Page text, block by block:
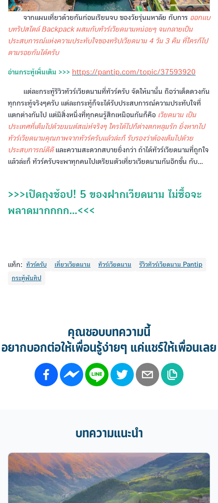
จากแผนเที่ยวด้วยกันก่อนเรียนจบ ของวัยรุ่นมหาลัย กับการ ออกแบ
บทริปสไตล์ Backpack ผสมกับทัวร์เวียดนามหน่อยๆ จนกลายเป็น
ประสบการณ์แห่งความประทับใจของทริปเวียดนาม 4 วัน 3 คืน ที่ใครก็ไป
ตามรอยกันได้ครับ
อ่านกระทู้เพิ่มเติม >>> https://pantip.com/topic/37593920
แต่ละกระทู้รีวิวทัวร์เวียดนามที่ทัวร์ครับ จัดให้มานั้น ถือว่าเด็ดดวงกัน
ทุกกระทู้จริงๆครับ แต่ละกระทู้ก็จะได้รับประสบการณ์ความประทับใจที่
แตกต่างกันไป แต่มีสิ่งหนึ่งที่ทุกคนรู้สึกเหมือนกันก็คือ เวียดนาม เป็น
ประเทศที่เต็มไปด้วยมนต์สเน่ห์จริงๆ ใครได้ไปก็ต่างตกหลุมรัก ยิ่งหากไป
ทัวร์เวียดนามคุณภาพจากทัวร์ครับแล้วล่ะก็ รับรองว่าต้องเต็มไปด้วย
ประสบการณ์ดีดีและความสะดวกสบายยิ่งกว่า ถ้าได้ทัวร์เวียดนามที่ถูกใจ
แล้วล่ะก็ ทัวร์ครับจะพาทุกคนไปเตรียมตัวเที่ยวเวียดนามกันอีกขั้น กับ...
>>>เปิดถุงช้อป! 5 ของฝากเวียดนาม ไม่ซื้อจะ
พลาดมากกกก…<<<
แท็ก: ทัวร์ครับ เที่ยวเวียดนาม ทัวร์เวียดนาม
รีวิวทัวร์เวียดนาม Pantip
กระทู้พันทิป
คุณชอบบทความนี้
อยากบอกต่อให้เพื่อนรู้ง่ายๆ แค่แชร์ให้เพื่อนเลย
บทความแนะนำ